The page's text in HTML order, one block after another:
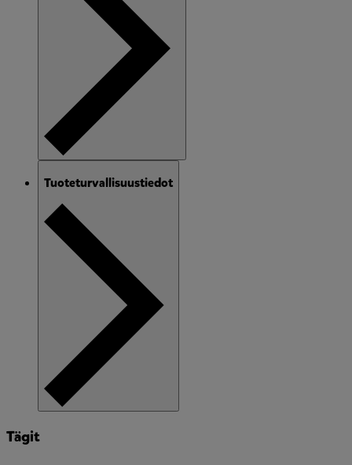
Tuoteturvallisuustiedot
Tägit